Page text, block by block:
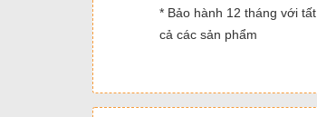
* Bảo hành 12 tháng với tất
cả các sản phẩm